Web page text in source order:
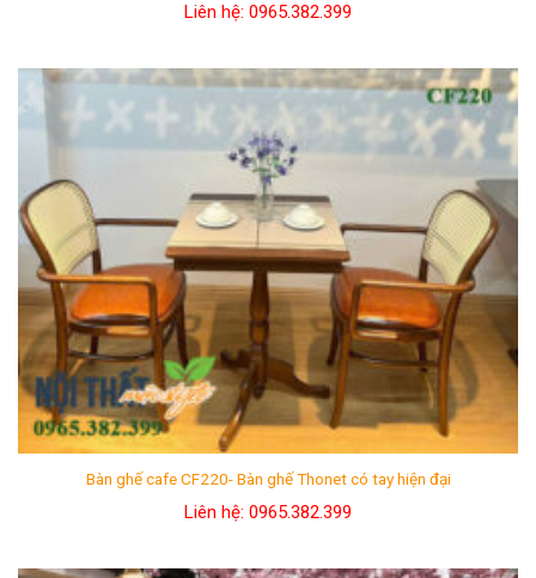
cũng sẽ được giao hàng đúng hẹn như đơn hàng nghìn
Giảm giá 5% cho tất cả các đơn hàng trên 10 triệu.
Nội thất Mộc Style –đơn vị sản xuấtbàn ghế cafe uy
hàng đầu, giá thành cạnh tranh.
Xem thêm:Bàn ghế cafe Hà Nội ,bàn ghế nhà hàng
Liên hệ: 0965.382.399
Bàn ghế cafe CF220- Bàn ghế Thonet có tay hiện đại
Liên hệ: 0965.382.399